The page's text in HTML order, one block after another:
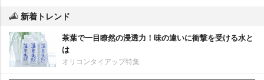
新着トレンド
茶葉で一目瞭然の浸透力！味の違いに衝撃を受ける水と
は
オリコンタイアップ特集